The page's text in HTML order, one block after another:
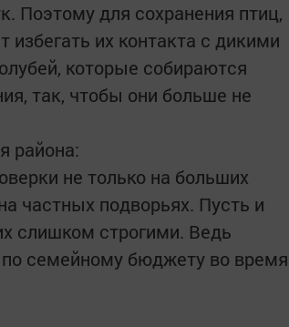
Поэтому для сохранения птиц,
их контакта с дикими
которые собираются
так, чтобы они больше не
района:
не только на больших
частных подворьях. Пусть и
слишком строгими. Ведь
по семейному бюджету во время